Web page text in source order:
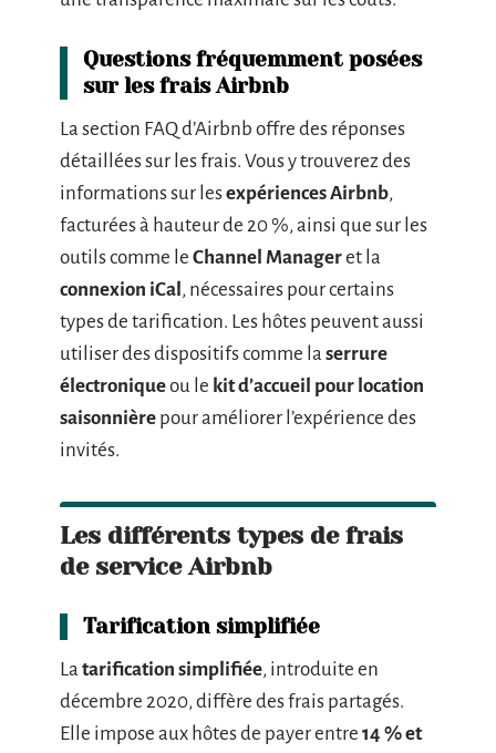
Questions fréquemment posées
sur les frais Airbnb
La section FAQ d’Airbnb offre des réponses
détaillées sur les frais. Vous y trouverez des
informations sur lesexpériences Airbnb,
facturées à hauteur de 20 %, ainsi que sur les
outils comme le Channel Manageret la
connexion iCal, nécessaires pour certains
types de tarification. Les hôtes peuvent aussi
utiliser des dispositifs comme la serrure
électroniqueou le kit d’accueil pour location
saisonnière pour améliorer l’expérience des
invités.
Les différents types de frais
de service Airbnb
Tarification simplifiée
La tarification simplifiée, introduite en
décembre 2020, diffère des frais partagés.
Elle impose aux hôtes de payer entre 14 % et